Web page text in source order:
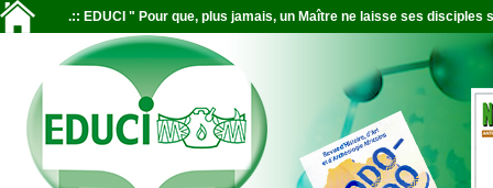
.:: EDUCI " Pour que, plus jamais, un Maître ne laisse ses disciples